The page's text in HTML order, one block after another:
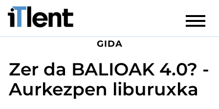
GIDA
Zer da BALIOAK 4.0? -
Aurkezpen liburuxka